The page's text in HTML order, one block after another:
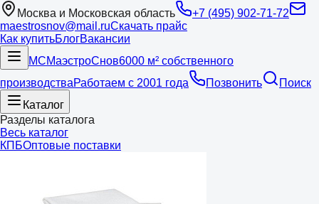
Москва и Московская область
+7 (495) 902-71-72
maestrosnov@mail.ruСкачать прайс
Как купитьБлогВакансии
МСМаэстроСнов6000 м² собственного
производстваРаботаем с 2001 года Позвонить
Поиск
Каталог
Разделы каталога
Весь каталог
КПБОптовые поставки